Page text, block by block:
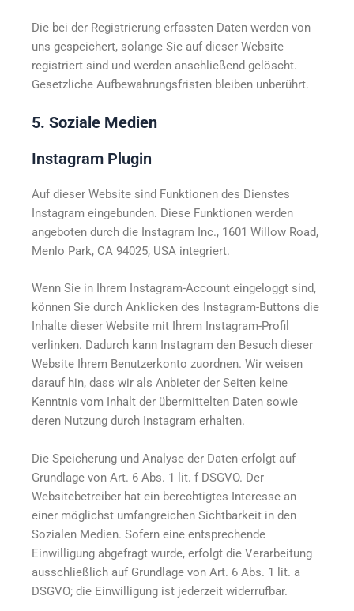
Die bei der Registrierung erfassten Daten werden von
uns gespeichert, solange Sie auf dieser Website
registriert sind und werden anschließend gelöscht.
Gesetzliche Aufbewahrungsfristen bleiben unberührt.
5. Soziale Medien
Instagram Plugin
Auf dieser Website sind Funktionen des Dienstes
Instagram eingebunden. Diese Funktionen werden
angeboten durch die Instagram Inc., 1601 Willow Road,
Menlo Park, CA 94025, USA integriert.
Wenn Sie in Ihrem Instagram-Account eingeloggt sind,
können Sie durch Anklicken des Instagram-Buttons die
Inhalte dieser Website mit Ihrem Instagram-Profil
verlinken. Dadurch kann Instagram den Besuch dieser
Website Ihrem Benutzerkonto zuordnen. Wir weisen
darauf hin, dass wir als Anbieter der Seiten keine
Kenntnis vom Inhalt der übermittelten Daten sowie
deren Nutzung durch Instagram erhalten.
Die Speicherung und Analyse der Daten erfolgt auf
Grundlage von Art. 6 Abs. 1 lit. f DSGVO. Der
Websitebetreiber hat ein berechtigtes Interesse an
einer möglichst umfangreichen Sichtbarkeit in den
Sozialen Medien. Sofern eine entsprechende
Einwilligung abgefragt wurde, erfolgt die Verarbeitung
ausschließlich auf Grundlage von Art. 6 Abs. 1 lit. a
DSGVO; die Einwilligung ist jederzeit widerrufbar.